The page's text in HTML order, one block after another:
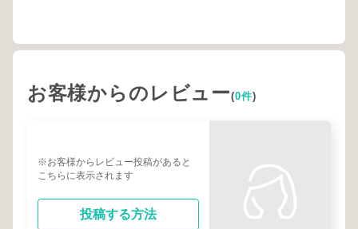
お客様からのレビュー(0件)
※お客様からレビュー投稿があると
こちらに表示されます
投稿する方法